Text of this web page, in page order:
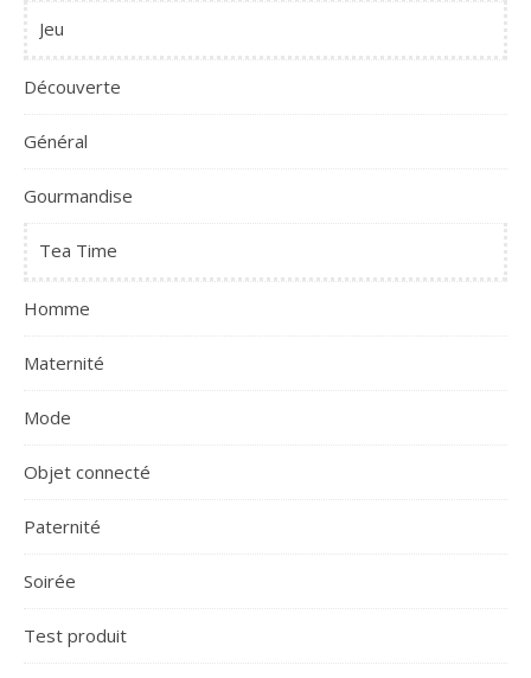
Jeu
Découverte
Général
Gourmandise
Tea Time
Homme
Maternité
Mode
Objet connecté
Paternité
Soirée
Test produit